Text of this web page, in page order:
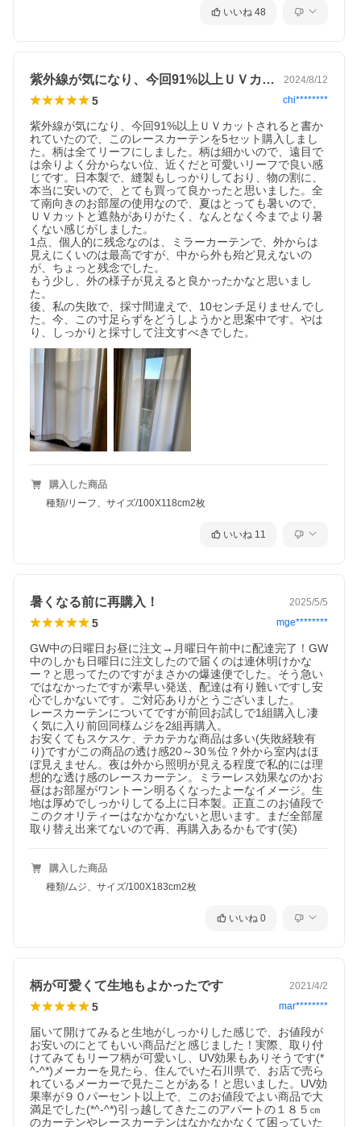
いいね 48
紫外線が気になり、今回91%以上ＵＶカ… 2024/8/12
5 chi********
紫外線が気になり、今回91%以上ＵＶカットされると書か
れていたので、このレースカーテンを5セット購入しまし
た。柄は全てリーフにしました。柄は細かいので、遠目で
は余りよく分からない位、近くだと可愛いリーフで良い感
じです。日本製で、縫製もしっかりしており、物の割に、
本当に安いので、とても買って良かったと思いました。全
て南向きのお部屋の使用なので、夏はとっても暑いので、
ＵＶカットと遮熱がありがたく、なんとなく今までより暑
くない感じがしました。
1点、個人的に残念なのは、ミラーカーテンで、外からは
見えにくいのは最高ですが、中から外も殆ど見えないの
が、ちょっと残念でした。
もう少し、外の様子が見えると良かったかなと思いまし
た。
後、私の失敗で、採寸間違えで、10センチ足りませんでし
た。今、この寸足らずをどうしようかと思案中です。やは
り、しっかりと採寸して注文すべきでした。
購入した商品
種類/リーフ、サイズ/100X118cm2枚
いいね 11
暑くなる前に再購入！ 2025/5/5
5 mge********
GW中の日曜日お昼に注文→月曜日午前中に配達完了！GW
中のしかも日曜日に注文したので届くのは連休明けかな
ー？と思ってたのですがまさかの爆速便でした。そう急い
ではなかったですが素早い発送、配達は有り難いですし安
心でしかないです。ご対応ありがとうございました。
レースカーテンについてですが前回お試しで1組購入し凄
く気に入り前回同様ムジを2組再購入。
お安くてもスケスケ、テカテカな商品は多い(失敗経験有
り)ですがこの商品の透け感20～30％位？外から室内はほ
ぼ見えません。夜は外から照明が見える程度で私的には理
想的な透け感のレースカーテン。ミラーレス効果なのかお
昼はお部屋がワントーン明るくなったよーなイメージ。生
地は厚めでしっかりしてる上に日本製。正直このお値段で
このクオリティーはなかなかないと思います。まだ全部屋
購入した商品
種類/ムジ、サイズ/100X183cm2枚
いいね 0
柄が可愛くて生地もよかったです 2021/4/2
5 mar********
届いて開けてみると生地がしっかりした感じで、お値段が
お安いのにとてもいい商品だと感じました！実際、取り付
けてみてもリーフ柄が可愛いし、UV効果もありそうです(*
^-^*)メーカーを見たら、住んでいた石川県で、お店で売ら
れているメーカーで見たことがある！と思いました。UV効
果率が９０パーセント以上で、このお値段でよい商品で大
満足でした(*^-^*)引っ越してきたこのアパートの１８５㎝
のカーテンやレースカーテンはなかなかなくて困っていた